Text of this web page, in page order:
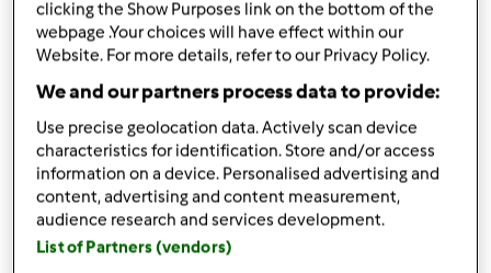
Składniki
Hummus z bobu z miętą i limonką
paczka bobu (taka standardowa, to chyba 0,5kg
ugotowanego i obranego
120g tahini
clicking the Show Purposes link on the bottom of the
webpage .Your choices will have effect within our
Website. For more details, refer to our Privacy Policy.
We and our partners process data to provide:
Use precise geolocation data. Actively scan device
characteristics for identification. Store and/or access
information on a device. Personalised advertising and
content, advertising and content measurement,
audience research and services development.
List of Partners (vendors)